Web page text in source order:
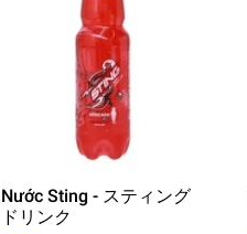
Nước Sting - スティング
ドリンク